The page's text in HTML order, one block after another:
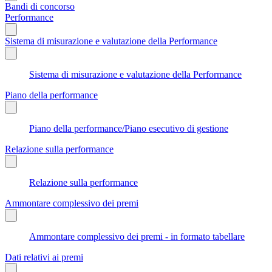
Bandi di concorso
Performance
Sistema di misurazione e valutazione della Performance
Sistema di misurazione e valutazione della Performance
Piano della performance
Piano della performance/Piano esecutivo di gestione
Relazione sulla performance
Relazione sulla performance
Ammontare complessivo dei premi
Ammontare complessivo dei premi - in formato tabellare
Dati relativi ai premi